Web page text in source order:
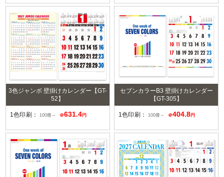
3色ジャンボ 壁掛けカレンダー【GT-
52】
1色印刷： 100冊～ ＠631.4 円
セブンカラーB3 壁掛けカレンダー
【GT-305】
1色印刷： 100冊～ ＠404.8 円